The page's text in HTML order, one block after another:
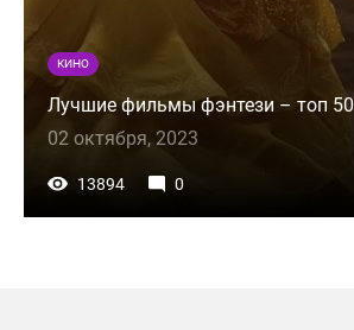
КИНО
Лучшие фильмы фэнтези – топ 50
02 октября, 2023
13894 0